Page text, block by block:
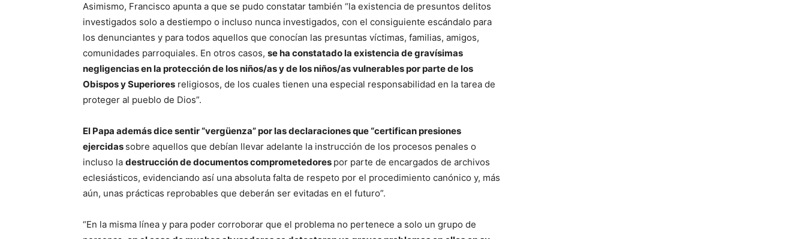
Asimismo, Francisco apunta a que se pudo constatar también “la existencia de presuntos delitos
investigados solo a destiempo o incluso nunca investigados, con el consiguiente escándalo para
los denunciantes y para todos aquellos que conocían las presuntas víctimas, familias, amigos,
comunidades parroquiales. En otros casos, se ha constatado la existencia de gravísimas
negligencias en la protección de los niños/as y de los niños/as vulnerables por parte de los
Obispos y Superiores religiosos, de los cuales tienen una especial responsabilidad en la tarea de
proteger al pueblo de Dios”.
El Papa además dice sentir “vergüenza” por las declaraciones que “certifican presiones
ejercidas sobre aquellos que debían llevar adelante la instrucción de los procesos penales o
incluso la destrucción de documentos comprometedores por parte de encargados de archivos
eclesiásticos, evidenciando así una absoluta falta de respeto por el procedimiento canónico y, más
aún, unas prácticas reprobables que deberán ser evitadas en el futuro”.
“En la misma línea y para poder corroborar que el problema no pertenece a solo un grupo de